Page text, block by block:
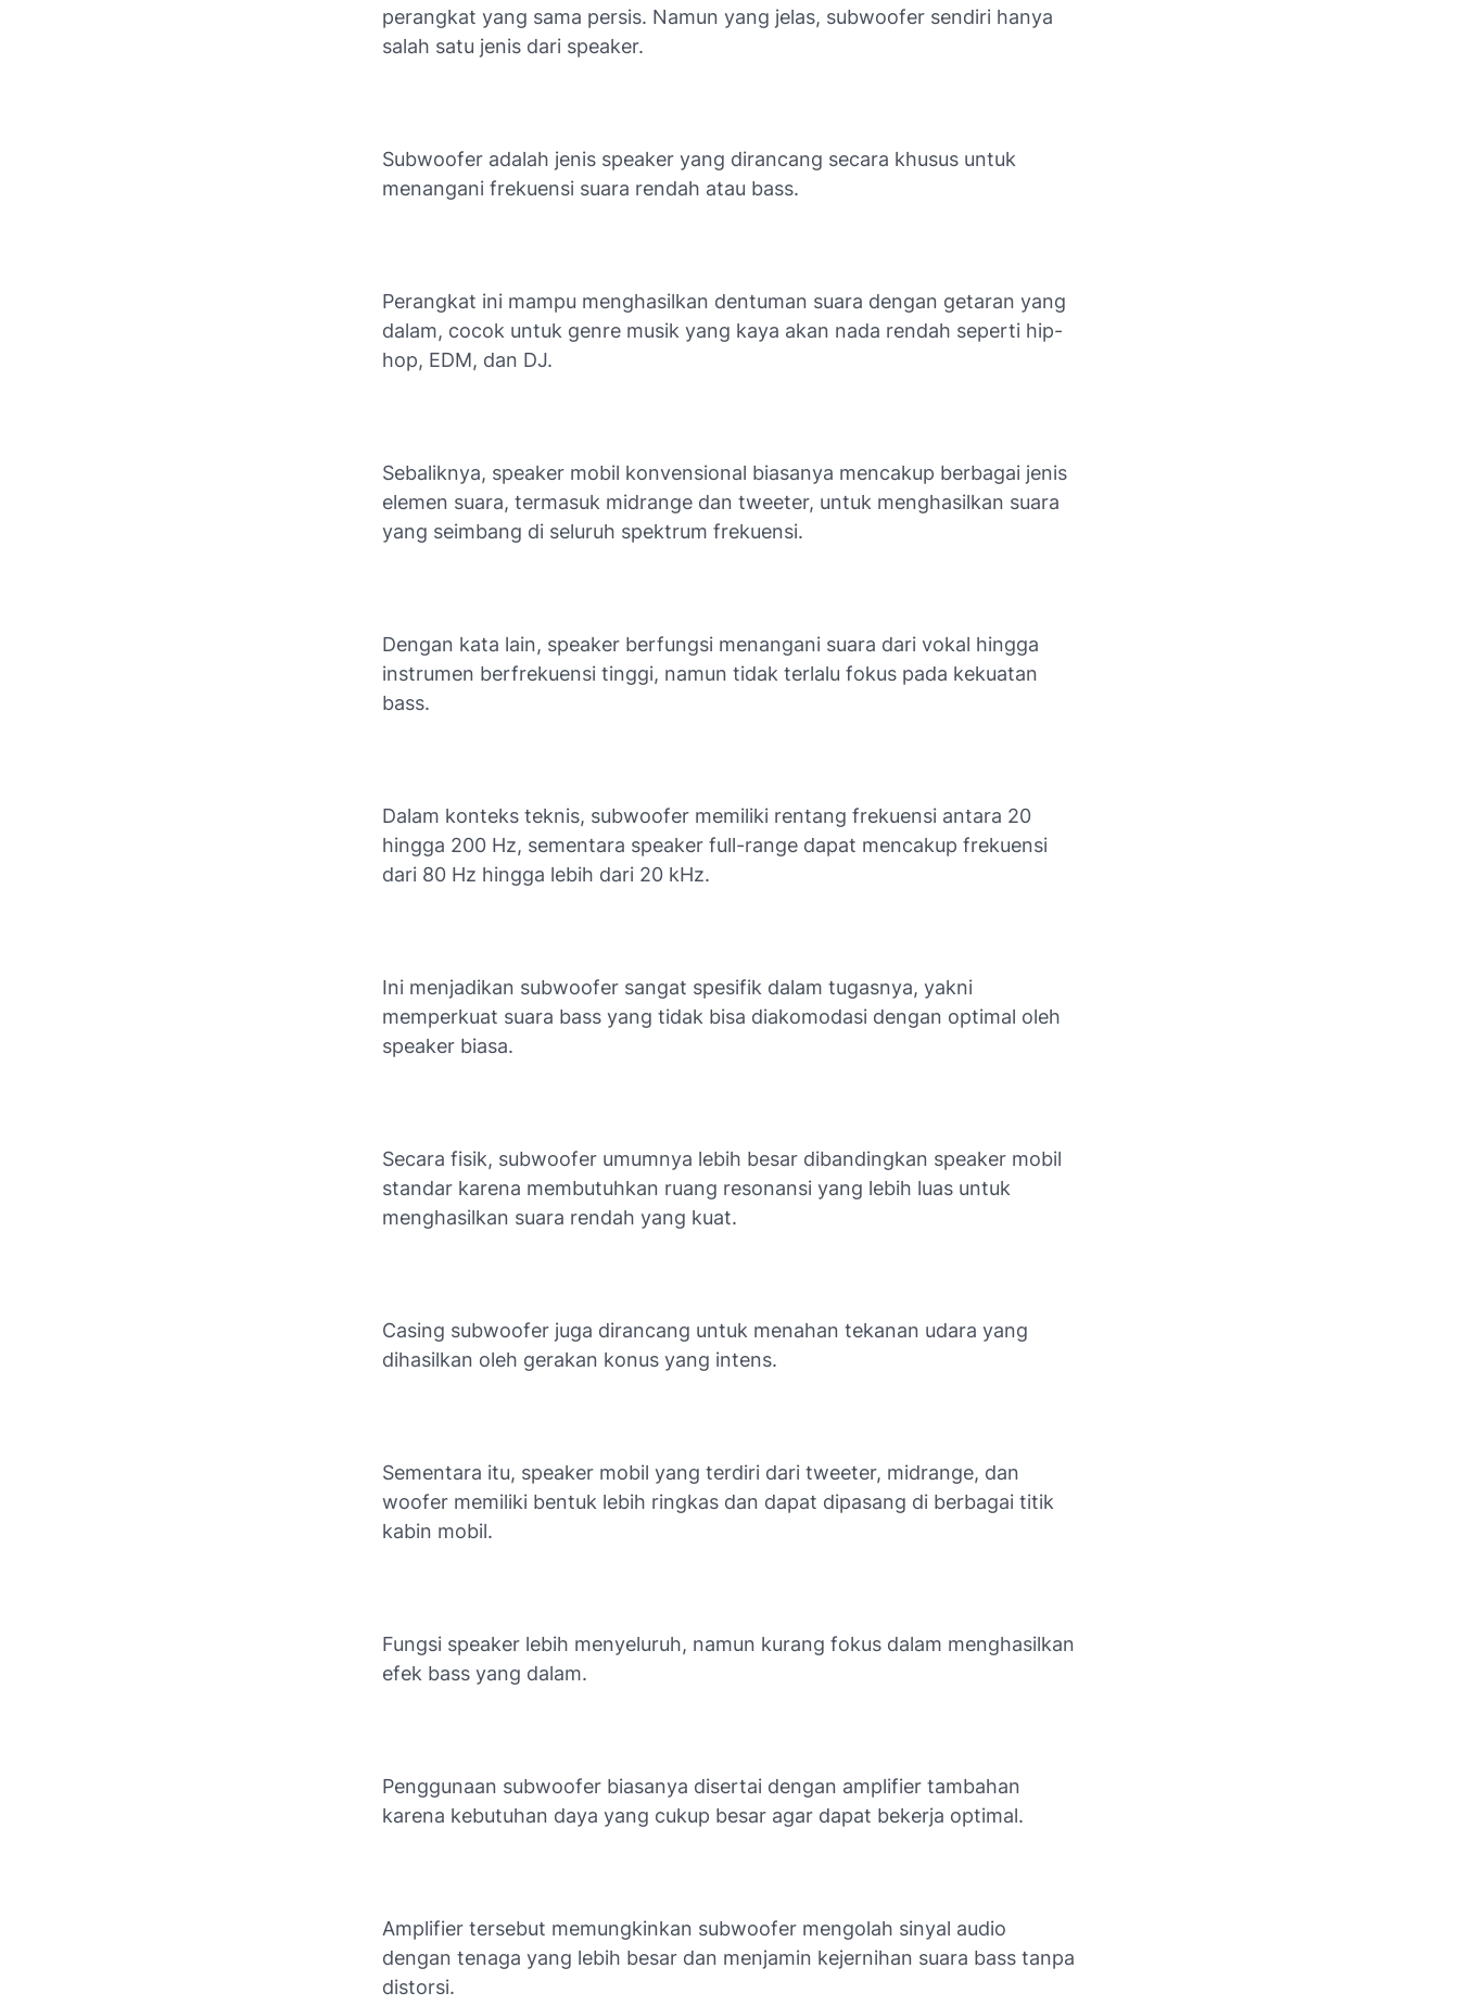
perangkat yang sama persis. Namun yang jelas, subwoofer sendiri hanya
salah satu jenis dari speaker.
Subwoofer adalah jenis speaker yang dirancang secara khusus untuk
menangani frekuensi suara rendah atau bass.
Perangkat ini mampu menghasilkan dentuman suara dengan getaran yang
dalam, cocok untuk genre musik yang kaya akan nada rendah seperti hip-
hop, EDM, dan DJ.
Sebaliknya, speaker mobil konvensional biasanya mencakup berbagai jenis
elemen suara, termasuk midrange dan tweeter, untuk menghasilkan suara
yang seimbang di seluruh spektrum frekuensi.
Dengan kata lain, speaker berfungsi menangani suara dari vokal hingga
instrumen berfrekuensi tinggi, namun tidak terlalu fokus pada kekuatan
bass.
Dalam konteks teknis, subwoofer memiliki rentang frekuensi antara 20
hingga 200 Hz, sementara speaker full-range dapat mencakup frekuensi
dari 80 Hz hingga lebih dari 20 kHz.
Ini menjadikan subwoofer sangat spesifik dalam tugasnya, yakni
memperkuat suara bass yang tidak bisa diakomodasi dengan optimal oleh
speaker biasa.
Secara fisik, subwoofer umumnya lebih besar dibandingkan speaker mobil
standar karena membutuhkan ruang resonansi yang lebih luas untuk
menghasilkan suara rendah yang kuat.
Casing subwoofer juga dirancang untuk menahan tekanan udara yang
dihasilkan oleh gerakan konus yang intens.
Sementara itu, speaker mobil yang terdiri dari tweeter, midrange, dan
woofer memiliki bentuk lebih ringkas dan dapat dipasang di berbagai titik
kabin mobil.
Fungsi speaker lebih menyeluruh, namun kurang fokus dalam menghasilkan
efek bass yang dalam.
Penggunaan subwoofer biasanya disertai dengan amplifier tambahan
karena kebutuhan daya yang cukup besar agar dapat bekerja optimal.
Amplifier tersebut memungkinkan subwoofer mengolah sinyal audio
dengan tenaga yang lebih besar dan menjamin kejernihan suara bass tanpa
distorsi.